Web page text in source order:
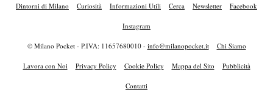
Dintorni di Milano Curiosità Informazioni Utili Cerca Newsletter Facebook
Instagram
© Milano Pocket - P.IVA: 11657680010 - info@milanopocket.it Chi Siamo
Lavora con Noi Privacy Policy Cookie Policy Mappa del Sito Pubblicità
Contatti